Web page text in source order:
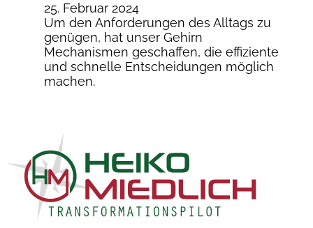
25. Februar 2024
Um den Anforderungen des Alltags zu
genügen, hat unser Gehirn
Mechanismen geschaffen, die effiziente
und schnelle Entscheidungen möglich
machen.